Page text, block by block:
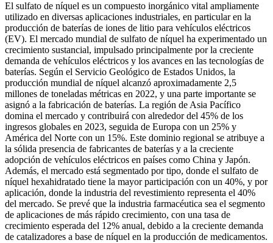
El sulfato de níquel es un compuesto inorgánico vital ampliamente
utilizado en diversas aplicaciones industriales, en particular en la
producción de baterías de iones de litio para vehículos eléctricos
(EV). El mercado mundial de sulfato de níquel ha experimentado un
crecimiento sustancial, impulsado principalmente por la creciente
demanda de vehículos eléctricos y los avances en las tecnologías de
baterías. Según el Servicio Geológico de Estados Unidos, la
producción mundial de níquel alcanzó aproximadamente 2,5
millones de toneladas métricas en 2022, y una parte importante se
asignó a la fabricación de baterías. La región de Asia Pacífico
domina el mercado y contribuirá con alrededor del 45% de los
ingresos globales en 2023, seguida de Europa con un 25% y
América del Norte con un 15%. Este dominio regional se atribuye a
la sólida presencia de fabricantes de baterías y a la creciente
adopción de vehículos eléctricos en países como China y Japón.
Además, el mercado está segmentado por tipo, donde el sulfato de
níquel hexahidratado tiene la mayor participación con un 40%, y por
aplicación, donde la industria del revestimiento representa el 40%
del mercado. Se prevé que la industria farmacéutica sea el segmento
de aplicaciones de más rápido crecimiento, con una tasa de
crecimiento esperada del 12% anual, debido a la creciente demanda
de catalizadores a base de níquel en la producción de medicamentos.